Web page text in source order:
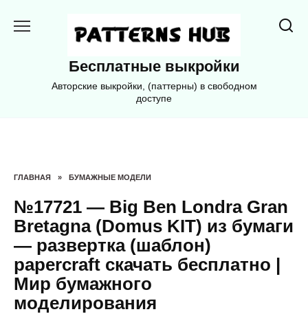
Бесплатные выкройки
Авторские выкройки, (паттерны) в свободном
доступе
ГЛАВНАЯ » БУМАЖНЫЕ МОДЕЛИ
№17721 — Big Ben Londra Gran
Bretagna (Domus KIT) из бумаги
— развертка (шаблон)
papercraft скачать бесплатно |
Мир бумажного
моделирования